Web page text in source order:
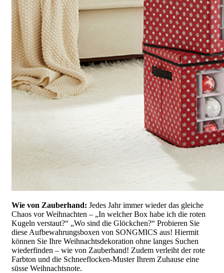
Wie von Zauberhand: Jedes Jahr immer wieder das gleiche
Chaos vor Weihnachten – „In welcher Box habe ich die roten
Kugeln verstaut?“ „Wo sind die Glöckchen?“ Probieren Sie
diese Aufbewahrungsboxen von SONGMICS aus! Hiermit
können Sie Ihre Weihnachtsdekoration ohne langes Suchen
wiederfinden – wie von Zauberhand! Zudem verleiht der rote
Farbton und die Schneeflocken-Muster Ihrem Zuhause eine
süsse Weihnachtsnote.